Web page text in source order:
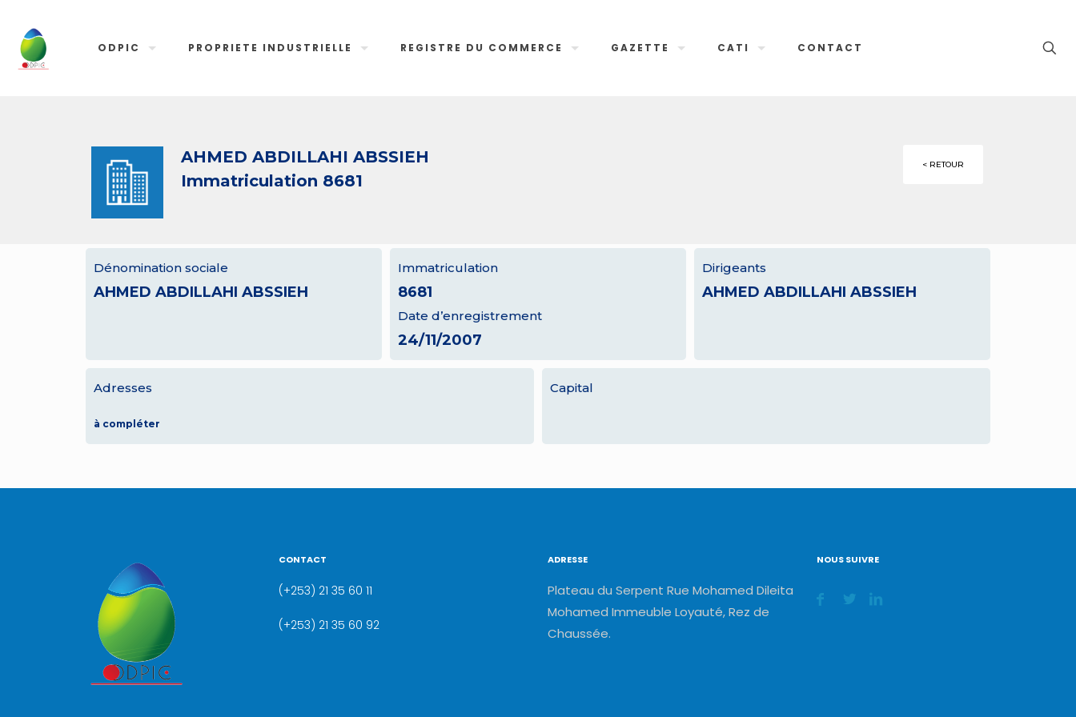
ODPIC PROPRIETE INDUSTRIELLE REGISTRE DU COMMERCE GAZETTE CATI CONTACT
AHMED ABDILLAHI ABSSIEH
Immatriculation 8681
< RETOUR
Dénomination sociale
AHMED ABDILLAHI ABSSIEH
Immatriculation
8681
Date d’enregistrement
24/11/2007
Dirigeants
AHMED ABDILLAHI ABSSIEH
Adresses
à compléter
Capital
CONTACT
(+253) 21 35 60 11
(+253) 21 35 60 92
ADRESSE
Plateau du Serpent Rue Mohamed Dileita
Mohamed Immeuble Loyauté, Rez de
Chaussée.
NOUS SUIVRE